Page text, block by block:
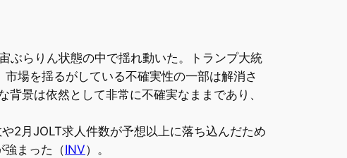
ぶらりん状態の中で揺れ動いた。トランプ大統
場を揺るがしている不確実性の一部は解消さ
景は依然として非常に不確実なままであり、
2月JOLT求人件数が予想以上に落ち込んだため
強まった（INV）。